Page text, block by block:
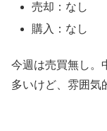
売却：なし
購入：なし
今週は売買無し。
多いけど、雰囲気